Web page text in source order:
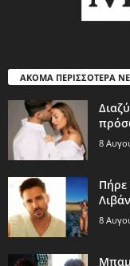
ΑΚΟΜΑ ΠΕΡΙΣΣΟΤΕΡΑ
8
Πήρε
8